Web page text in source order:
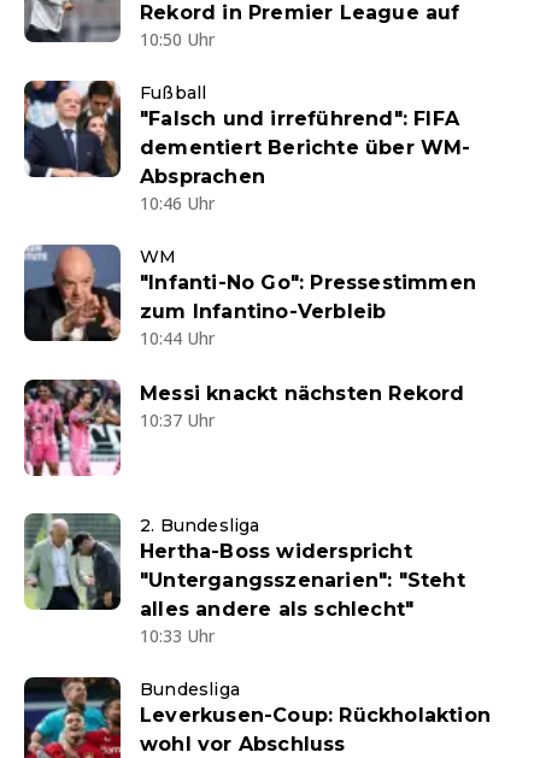
Rekord in Premier League auf
10:50 Uhr
Fußball
"Falsch und irreführend": FIFA
dementiert Berichte über WM-
Absprachen
10:46 Uhr
WM
"Infanti-No Go": Pressestimmen
zum Infantino-Verbleib
10:44 Uhr
Messi knackt nächsten Rekord
10:37 Uhr
2. Bundesliga
Hertha-Boss widerspricht
"Untergangsszenarien": "Steht
alles andere als schlecht"
10:33 Uhr
Bundesliga
Leverkusen-Coup: Rückholaktion
wohl vor Abschluss